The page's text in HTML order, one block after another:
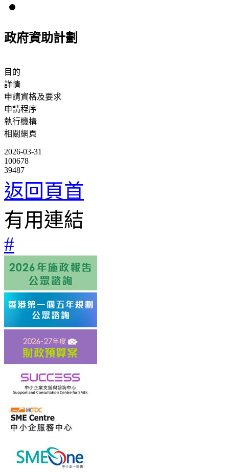
政府資助計劃
目的
詳情
申請資格及要求
申請程序
執行機構
相關網頁
2026-03-31
100678
39487
返回頁首
有用連結
#